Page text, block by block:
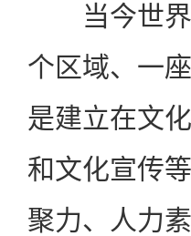
当今世界
个区域、一
是建立在文
和文化宣传
聚力、人力